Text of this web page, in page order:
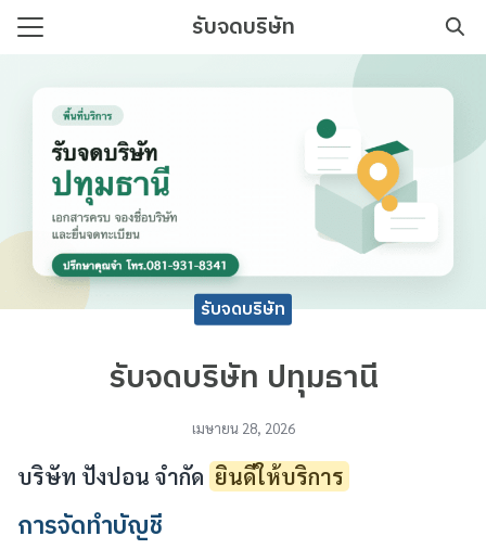
Skip
รับจดบริษัท
ษัท เริ่มต้นง่าย เอกสารครบ
รับจดบริษัท
รับจดบริษัท ปทุมธานี
เมษายน 28, 2026
บริษัท ปังปอน จำกัด ยินดีให้บริการ
การจัดทำบัญชี